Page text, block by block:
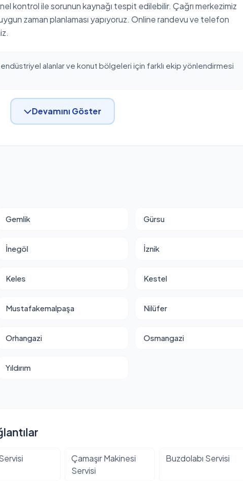
kontrol ile sorunun kaynağı tespit edilebilir. Çağrı merkezimiz
zaman planlaması yapıyoruz. Online randevu ve telefon
alanlar ve konut bölgeleri için farklı ekip yönlendirmesi
Devamını Göster
Gemlik Gürsu
İnegöl İznik
Keles Kestel
Mustafakemalpaşa Nilüfer
Orhangazi Osmangazi
Yıldırım
Çamaşır Makinesi
Servisi
Buzdolabı Servisi